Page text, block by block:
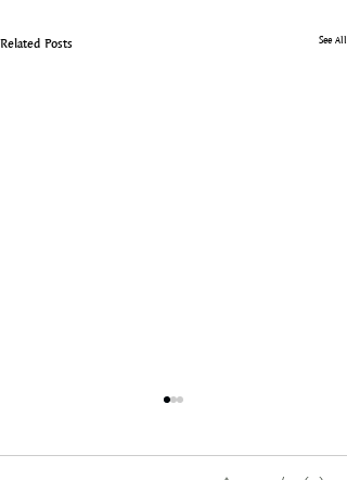
Related Posts See All